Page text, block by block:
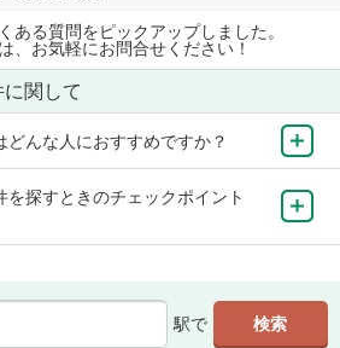
ある質問をピックアップしました。
、お気軽にお問合せください！
関して
どんな人におすすめですか？
を探すときのチェックポイント
駅で